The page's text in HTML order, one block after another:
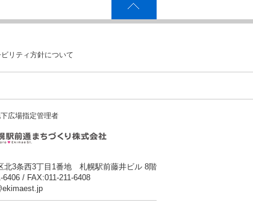
リティ方針について
広場指定管理者
北3条西3丁目1番地 札幌駅前藤井ビル 8階
6406 / FAX:011-211-6408